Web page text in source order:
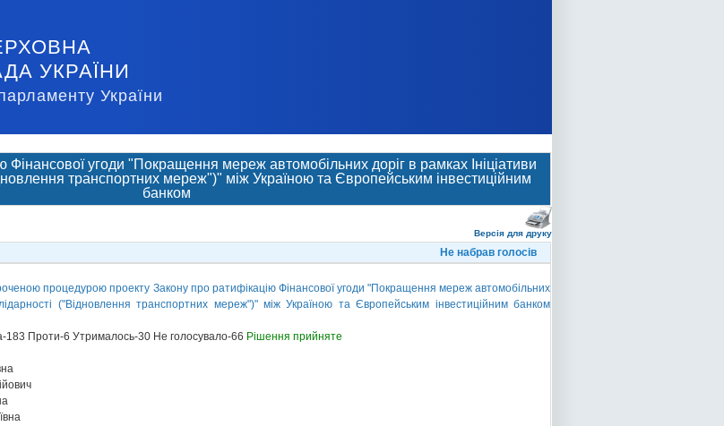
УКРАЇНИ
України
Фінансової угоди "Покращення мереж автомобільних доріг в рамках Ініціативи
транспортних мереж")" між Україною та Європейським інвестиційним
банком
Версія для друку
Не набрав голосів
процедурою проекту Закону про ратифікацію Фінансової угоди "Покращення мереж автомобільних
("Відновлення транспортних мереж")" між Україною та Європейським інвестиційним банком
183 Проти-6 Утрималось-30 Не голосувало-66 Рішення прийняте